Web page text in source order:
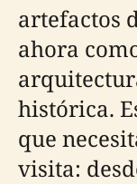
artefactos
ahora
histórica.
que
visita: